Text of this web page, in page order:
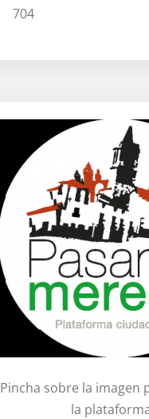
704
Pincha sobre la imagen
la